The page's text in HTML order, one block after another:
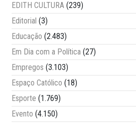
EDITH CULTURA (239)
Editorial (3)
Educação (2.483)
Em Dia com a Política (27)
Empregos (3.103)
Espaço Católico (18)
Esporte (1.769)
Evento (4.150)